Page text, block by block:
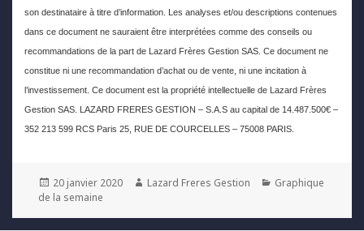
son destinataire à titre d’information. Les analyses et/ou descriptions contenues
dans ce document ne sauraient être interprétées comme des conseils ou
recommandations de la part de Lazard Frères Gestion SAS. Ce document ne
constitue ni une recommandation d’achat ou de vente, ni une incitation à
l’investissement. Ce document est la propriété intellectuelle de Lazard Frères
Gestion SAS. LAZARD FRERES GESTION – S.A.S au capital de 14.487.500€ –
352 213 599 RCS Paris 25, RUE DE COURCELLES – 75008 PARIS.
Posted
on
20 janvier 2020 Author
Lazard Freres Gestion Categories
Graphique
de la semaine